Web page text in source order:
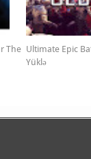
The Ultimate Epic
Yüklə